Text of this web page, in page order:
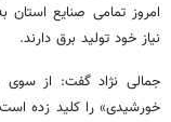
امروز تمامی صنایع استان
نیاز خود تولید برق دارند.
جمالی نژاد گفت: از سوی
خورشیدی» را کلید زده